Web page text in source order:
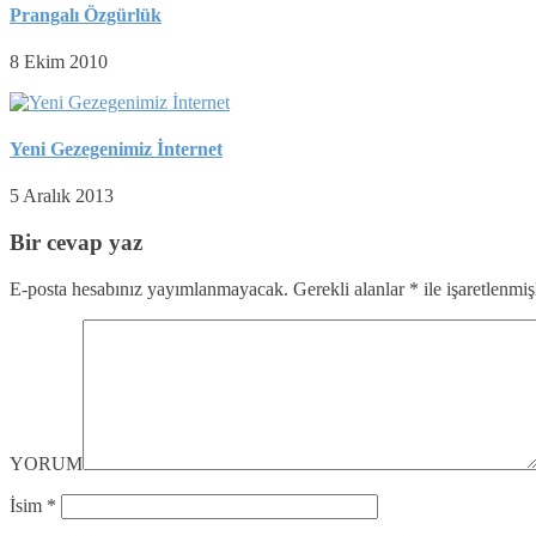
Prangalı Özgürlük
8 Ekim 2010
Yeni Gezegenimiz İnternet
5 Aralık 2013
Bir cevap yaz
E-posta hesabınız yayımlanmayacak. Gerekli alanlar * ile
YORUM
İsim *